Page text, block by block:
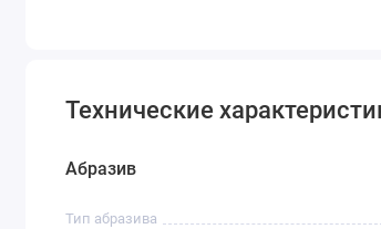
Технические
Абразив
Тип абразива